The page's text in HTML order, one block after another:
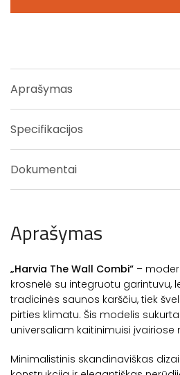
Aprašymas
Specifikacijos
Dokumentai
Aprašymas
„Harvia The Wall Combi“–
krosnelė su integruotu garintuvu,
tradicinės saunos karščiu, tiek
pirties klimatu. Šis modelis
universaliam kaitinimuisi įvairiose
Minimalistinis skandinaviškas